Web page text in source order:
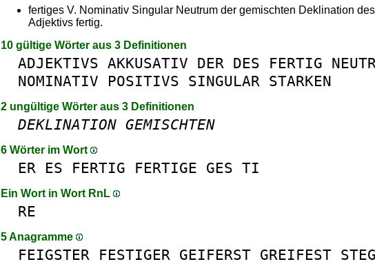
fertiges V. Nominativ Singular Neutrum der gemischten Deklination
Adjektivs fertig.
10 gültige Wörter aus 3 Definitionen
ADJEKTIVS AKKUSATIV DER DES FERTIG
NOMINATIV
POSITIVS SINGULAR STARKEN
2 ungültige Wörter aus 3 Definitionen
DEKLINATION GEMISCHTEN
6 Wörter im Wort
ER ES FERTIG FERTIGE GES TI
Ein Wort in Wort RnL
RE
5 Anagramme
FEIGSTER FESTIGER GEIFERST GREIFEST